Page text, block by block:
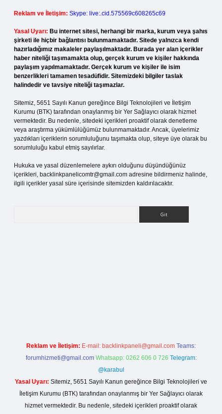
Reklam ve İletişim: Skype: live:.cid.575569c608265c69
Yasal Uyarı: Bu internet sitesi, herhangi bir marka, kurum veya şahıs
şirketi ile hiçbir bağlantısı bulunmamaktadır. Sitede yalnızca kendi
hazırladığımız makaleler paylaşılmaktadır. Burada yer alan içerikler
haber niteliği taşımamakta olup, gerçek kurum ve kişiler hakkında
paylaşım yapılmamaktadır. Gerçek kurum ve kişiler ile isim
benzerlikleri tamamen tesadüfidir. Sitemizdeki bilgiler taslak
halindedir ve tavsiye niteliği taşımazlar.
Sitemiz, 5651 Sayılı Kanun gereğince Bilgi Teknolojileri ve İletişim
Kurumu (BTK) tarafından onaylanmış bir Yer Sağlayıcı olarak hizmet
vermektedir. Bu nedenle, sitedeki içerikleri proaktif olarak denetleme
veya araştırma yükümlülüğümüz bulunmamaktadır. Ancak, üyelerimiz
yazdıkları içeriklerin sorumluluğunu taşımakta olup, siteye üye olarak bu
sorumluluğu kabul etmiş sayılırlar.
Hukuka ve yasal düzenlemelere aykırı olduğunu düşündüğünüz
içerikleri, backlinkpanelicomtr@gmail.com adresine bildirmeniz halinde,
ilgili içerikler yasal süre içerisinde sitemizden kaldırılacaktır.
Reklam ve İletişim: E-mail: backlinkpaneli@gmail.com Teams:
forumhizmeti@gmail.com Whatsapp: 0262 606 0 726 Telegram:
@karabul
Yasal Uyarı: Sitemiz, 5651 Sayılı Kanun gereğince Bilgi Teknolojileri ve
İletişim Kurumu (BTK) tarafından onaylanmış bir Yer Sağlayıcı olarak
hizmet vermektedir. Bu nedenle, sitedeki içerikleri proaktif olarak